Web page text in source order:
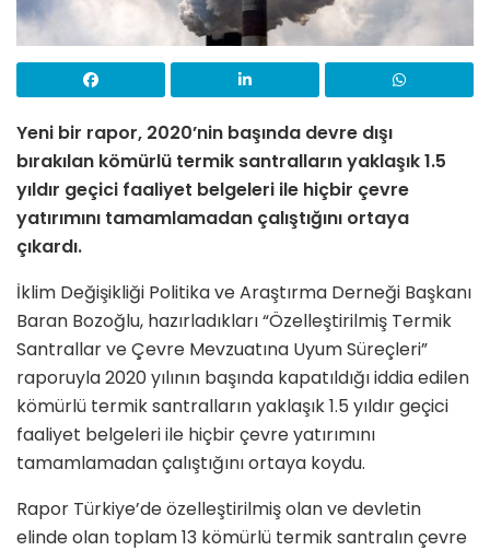
Yeni bir rapor, 2020’nin başında devre dışı
bırakılan kömürlü termik santralların yaklaşık 1.5
yıldır geçici faaliyet belgeleri ile hiçbir çevre
yatırımını tamamlamadan çalıştığını ortaya
çıkardı.
İklim Değişikliği Politika ve Araştırma Derneği Başkanı
Baran Bozoğlu, hazırladıkları “Özelleştirilmiş Termik
Santrallar ve Çevre Mevzuatına Uyum Süreçleri”
raporuyla 2020 yılının başında kapatıldığı iddia edilen
kömürlü termik santralların yaklaşık 1.5 yıldır geçici
faaliyet belgeleri ile hiçbir çevre yatırımını
tamamlamadan çalıştığını ortaya koydu.
Rapor Türkiye’de özelleştirilmiş olan ve devletin
elinde olan toplam 13 kömürlü termik santralın çevre